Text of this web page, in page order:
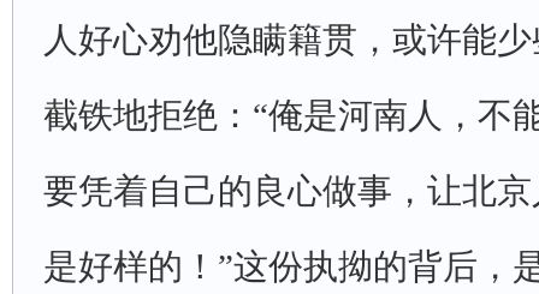
人好心劝他隐瞒籍贯，或许能
截铁地拒绝：“俺是河南人，不
要凭着自己的良心做事，让北
是好样的！”这份执拗的背后，